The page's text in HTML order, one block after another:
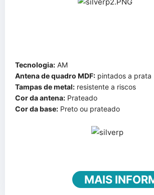
Tecnologia: AM
Antena de quadro MDF: pintados a prata
Tampas de metal: resistente a riscos
Cor da antena: Prateado
Cor da base: Preto ou prateado
MAIS